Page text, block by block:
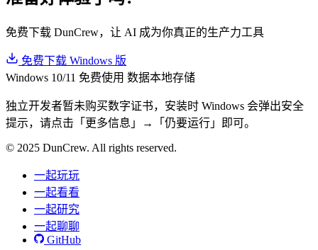
免费下载 DunCrew，让 AI 成为你真正的生产力工具
免费下载 Windows 版
Windows 10/11 免费使用 数据本地存储
独立开发者暂未购买数字证书，安装时 Windows 会弹出安全
提示，请点击「更多信息」→「仍要运行」即可。
© 2025 DunCrew. All rights reserved.
一起玩玩
一起看看
一起研究
一起聊聊
GitHub